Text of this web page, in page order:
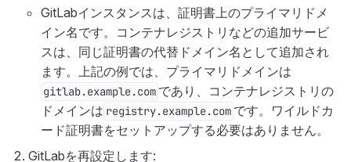
GitLabインスタンスは、証明書上のプライマリドメ
イン名です。コンテナレジストリなどの追加サービ
スは、同じ証明書の代替ドメイン名として追加され
ます。上記の例では、プライマリドメインは
gitlab.example.com であり、コンテナレジストリの
ドメインは registry.example.com です。ワイルドカ
ード証明書をセットアップする必要はありません。
GitLabを再設定します: